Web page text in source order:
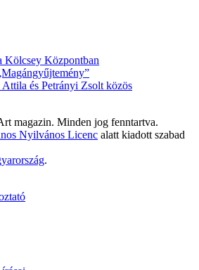
Kölcsey Központban
Attila és Petrányi Zsolt közös
magazin. Minden jog fenntartva.
Nyilvános Licenc alatt kiadott szabad
.